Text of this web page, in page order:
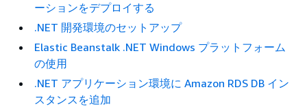
ーションをデプロイする
.NET 開発環境のセットアップ
Elastic Beanstalk .NET Windows プラットフォーム
の使用
.NET アプリケーション環境に Amazon RDS DB イン
スタンスを追加